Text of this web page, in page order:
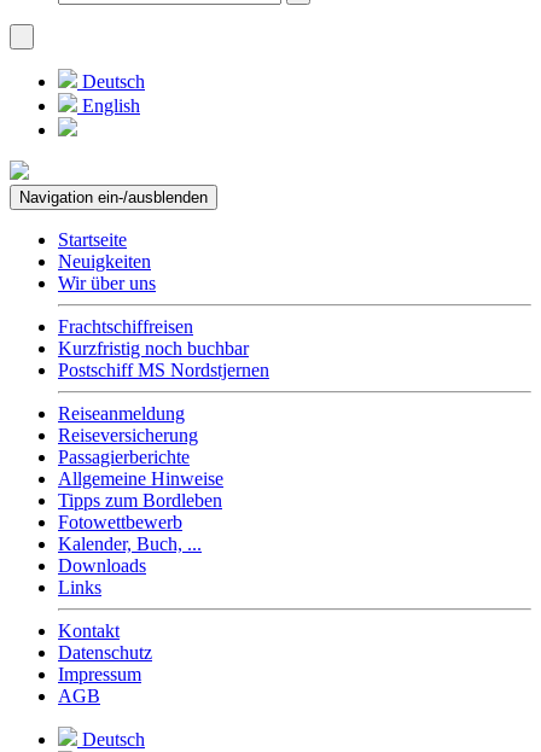
Deutsch
English
Navigation ein-/ausblenden
Startseite
Neuigkeiten
Wir über uns
Frachtschiffreisen
Kurzfristig noch buchbar
Postschiff MS Nordstjernen
Reiseanmeldung
Reiseversicherung
Passagierberichte
Allgemeine Hinweise
Tipps zum Bordleben
Fotowettbewerb
Kalender, Buch, ...
Downloads
Links
Kontakt
Datenschutz
Impressum
AGB
Deutsch